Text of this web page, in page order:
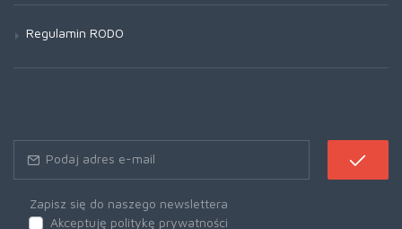
Regulamin RODO
Zapisz się do naszego newslettera
Akceptuję politykę prywatności